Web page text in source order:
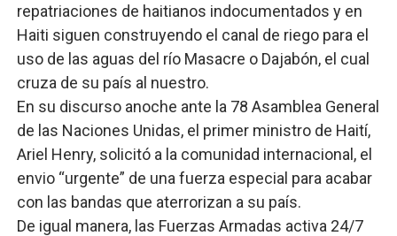
repatriaciones de haitianos indocumentados y en
Haiti siguen construyendo el canal de riego para el
uso de las aguas del río Masacre o Dajabón, el cual
cruza de su país al nuestro.
En su discurso anoche ante la 78 Asamblea General
de las Naciones Unidas, el primer ministro de Haití,
Ariel Henry, solicitó a la comunidad internacional, el
envio “urgente” de una fuerza especial para acabar
con las bandas que aterrorizan a su país.
De igual manera, las Fuerzas Armadas activa 24/7